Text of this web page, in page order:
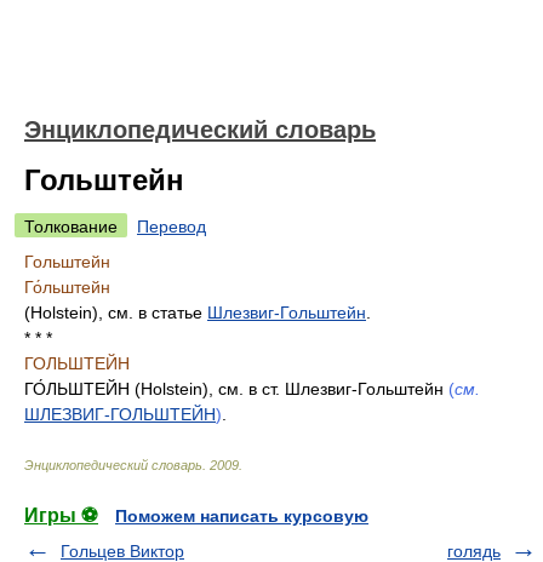
Энциклопедический словарь
Гольштейн
Толкование
Перевод
Гольштейн
Го́льштейн
(Holstein), см. в статье Шлезвиг-Гольштейн
* * *
ГОЛЬШТЕЙН
ГО́ЛЬШТЕЙН (Holstein), см. в ст. Шлезвиг-Гольштейн (см.
ШЛЕЗВИГ-ГОЛЬШТЕЙН)
Энциклопедический словарь 2009
Игры ⚽
Поможем написать курсовую
Гольцев Виктор
голядь